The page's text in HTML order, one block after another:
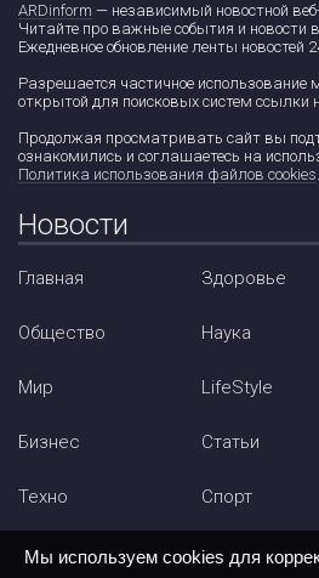
ARDinform — независимый новостной
Читайте про важные события и новости
Ежедневное обновление ленты новостей
Разрешается частичное использование
открытой для поисковых систем ссылки
Продолжая просматривать сайт вы
ознакомились и соглашаетесь на
Политика использования файлов cookies.
Новости
Главная
Общество
Мир
Бизнес
Техно
Здоровье
Наука
LifeStyle
Статьи
Спорт
Мы используем cookies для